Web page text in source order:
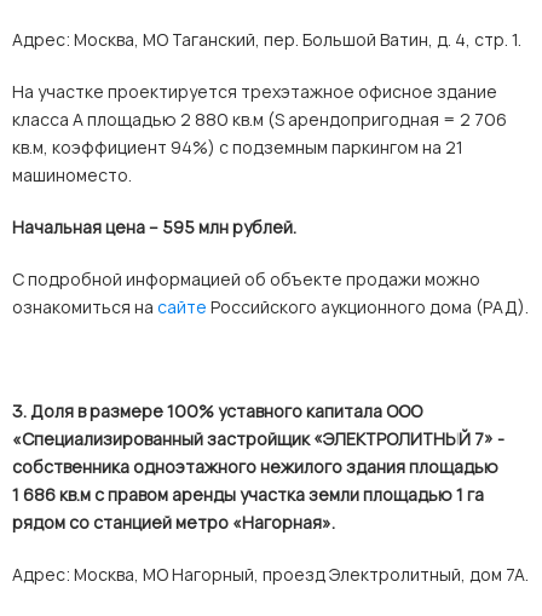
Адрес: Москва, МО Таганский, пер. Большой Ватин, д. 4, стр. 1.
На участке проектируется трехэтажное офисное здание
класса А площадью 2 880 кв.м (S арендопригодная = 2 706
кв.м, коэффициент 94%) с подземным паркингом на 21
машиноместо.
Начальная цена – 595 млн рублей.
С подробной информацией об объекте продажи можно
ознакомиться на сайте Российского аукционного дома (РАД).
3. Доля в размере 100% уставного капитала ООО
«Специализированный застройщик «ЭЛЕКТРОЛИТНЫЙ 7» -
собственника одноэтажного нежилого здания площадью
1 686 кв.м с правом аренды участка земли площадью 1 га
рядом со станцией метро «Нагорная».
Адрес: Москва, МО Нагорный, проезд Электролитный, дом 7А.